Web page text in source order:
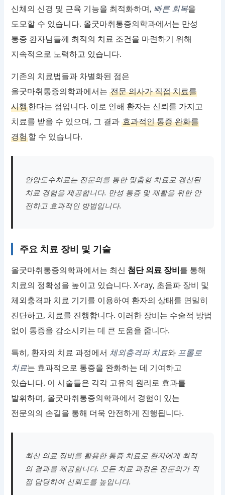
신체의 신경 및 근육 기능을 최적화하며, 빠른 회복을
도모할 수 있습니다. 올굿마취통증의학과에서는 만성
통증 환자님들께 최적의 치료 조건을 마련하기 위해
지속적으로 노력하고 있습니다.
기존의 치료법들과 차별화된 점은
올굿마취통증의학과에서는전문 의사가 직접 치료를
시행한다는 점입니다. 이로 인해 환자는 신뢰를 가지고
치료를 받을 수 있으며, 그 결과효과적인 통증 완화를
경험할 수 있습니다.
안양도수치료는 전문의를 통한 맞춤형 치료로 갱신된
치료 경험을 제공합니다. 만성 통증 및 재활을 위한 안
전하고 효과적인 방법입니다.
주요 치료 장비 및 기술
올굿마취통증의학과에서는 최신 첨단 의료 장비를 통해
치료의 정확성을 높이고 있습니다. X-ray, 초음파 장비 및
체외충격파 치료 기기를 이용하여 환자의 상태를 면밀히
진단하고, 치료를 진행합니다. 이러한 장비는 수술적 방법
없이 통증을 감소시키는 데 큰 도움을 줍니다.
특히, 환자의 치료 과정에서 체외충격파 치료와 프롤로
치료는 효과적으로 통증을 완화하는 데 기여하고
있습니다. 이 시술들은 각각 고유의 원리로 효과를
발휘하며, 올굿마취통증의학과에서 경험이 있는
전문의의 손길을 통해 더욱 안전하게 진행됩니다.
최신 의료 장비를 활용한 통증 치료로 환자에게 최적
의 결과를 제공합니다. 모든 치료 과정은 전문의가 직
접 담당하여 신뢰도를 높입니다.